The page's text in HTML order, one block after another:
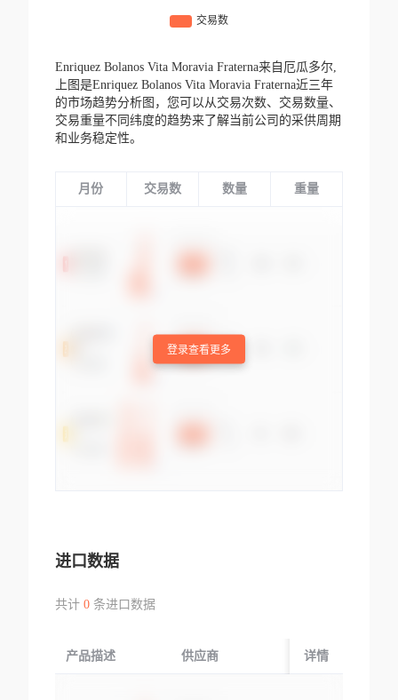
Enriquez Bolanos Vita Moravia Fraterna来自厄瓜多尔,
上图是Enriquez Bolanos Vita Moravia Fraterna近三年
的市场趋势分析图，您可以从交易次数、交易数量、
交易重量不同纬度的趋势来了解当前公司的采供周期
和业务稳定性。
月份 交易数 数量 重量
登录查看更多
进口数据
共计 0条进口数据
产品描述 供应商 起运国/地区
详情